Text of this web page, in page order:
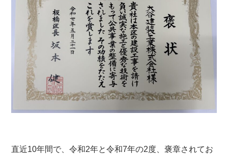
直近10年間で、令和2年と令和7年の2度、褒章されてお